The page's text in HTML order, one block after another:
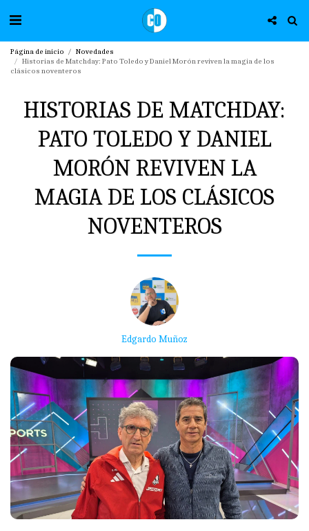
Página de inicio
Novedades
Historias de Matchday: Pato Toledo y Daniel Morón reviven la magia de los
clásicos noventeros
HISTORIAS DE MATCHDAY:
PATO TOLEDO Y DANIEL
MORÓN REVIVEN LA
MAGIA DE LOS CLÁSICOS
NOVENTEROS
Edgardo Muñoz